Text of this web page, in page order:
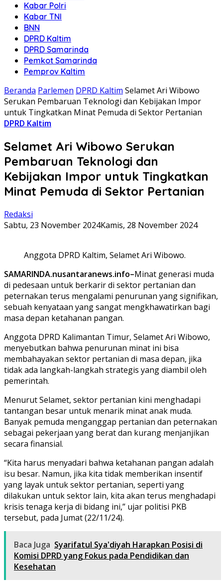
Kabar Polri
Kabar TNI
BNN
DPRD Kaltim
DPRD Samarinda
Pemkot Samarinda
Pemprov Kaltim
Beranda Parlemen DPRD Kaltim Selamet Ari Wibowo
Serukan Pembaruan Teknologi dan Kebijakan Impor
untuk Tingkatkan Minat Pemuda di Sektor Pertanian
DPRD Kaltim
Selamet Ari Wibowo Serukan
Pembaruan Teknologi dan
Kebijakan Impor untuk Tingkatkan
Minat Pemuda di Sektor Pertanian
Redaksi
Sabtu, 23 November 2024Kamis, 28 November 2024
Anggota DPRD Kaltim, Selamet Ari Wibowo.
SAMARINDA.nusantaranews.info–Minat generasi muda
di pedesaan untuk berkarir di sektor pertanian dan
peternakan terus mengalami penurunan yang signifikan,
sebuah kenyataan yang sangat mengkhawatirkan bagi
masa depan ketahanan pangan.
Anggota DPRD Kalimantan Timur, Selamet Ari Wibowo,
menyebutkan bahwa penurunan minat ini bisa
membahayakan sektor pertanian di masa depan, jika
tidak ada langkah-langkah strategis yang diambil oleh
pemerintah.
Menurut Selamet, sektor pertanian kini menghadapi
tantangan besar untuk menarik minat anak muda.
Banyak pemuda menganggap pertanian dan peternakan
sebagai pekerjaan yang berat dan kurang menjanjikan
secara finansial.
“Kita harus menyadari bahwa ketahanan pangan adalah
isu besar. Namun, jika kita tidak memberikan insentif
yang layak untuk sektor pertanian, seperti yang
dilakukan untuk sektor lain, kita akan terus menghadapi
krisis tenaga kerja di bidang ini,” ujar politisi PKB
tersebut, pada Jumat (22/11/24).
Baca Juga Syarifatul Sya'diyah Harapkan Posisi di
Komisi DPRD yang Fokus pada Pendidikan dan
Kesehatan